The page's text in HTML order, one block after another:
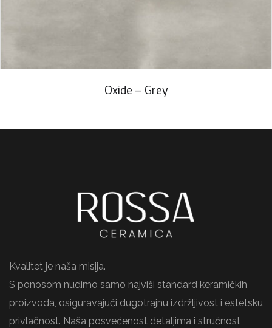
Oxide – Grey
Kvalitet je naša misija.
S ponosom nudimo samo najviši standard keramičkih
proizvoda, osiguravajući dugotrajnu izdržljivost i estetsku
privlačnost. Naša posvećenost detaljima i stručnost